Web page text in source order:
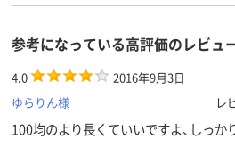
テープ長
アスクル
商品環境
スコア
50
参考になっている高評価のレビュ
4.0
2016年9月3日
ゆらりん様
レ
100均のより長くていいですよ、しっ